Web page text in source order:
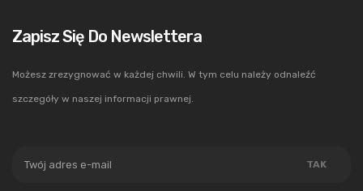
Zapisz Się Do Newslettera
Możesz zrezygnować w każdej chwili. W tym celu należy odnaleźć
szczegóły w naszej informacji prawnej.